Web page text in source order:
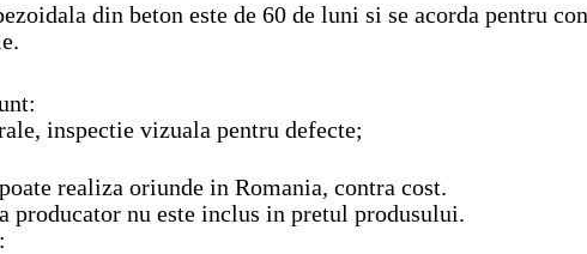
din beton este de 60 de luni si se acorda pentru
inspectie vizuala pentru defecte;
realiza oriunde in Romania, contra cost.
nu este inclus in pretul produsului.